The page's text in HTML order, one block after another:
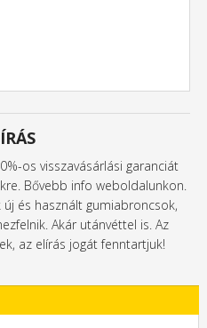
os visszavásárlási garanciát
Bővebb info weboldalunkon.
és használt gumiabroncsok,
Akár utánvéttel is. Az
az elírás jogát fenntartjuk!